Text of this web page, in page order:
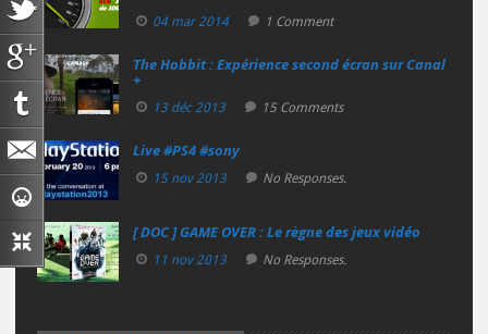
04 mar 2014 1 Comment
The Hobbit : Expérience second écran sur Canal
+
13 déc 2013 15 Comments
Live #PS4 #sony
15 nov 2013 No Responses.
[ DOC ] GAME OVER : Le règne des jeux vidéo
11 nov 2013 No Responses.